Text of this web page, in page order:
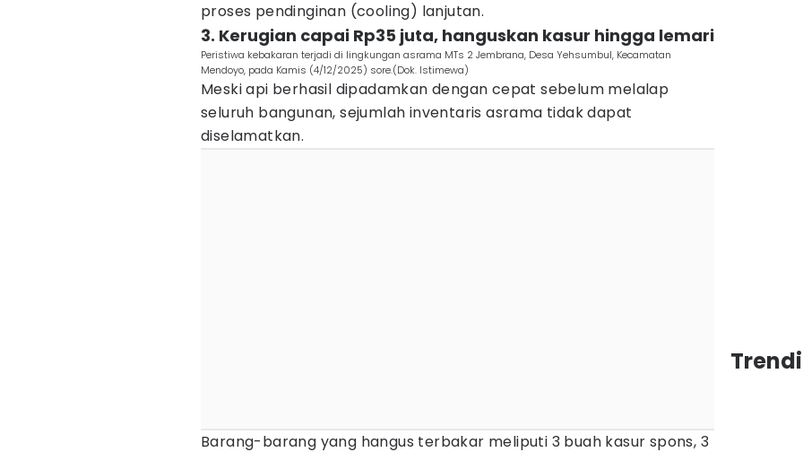
proses pendinginan (cooling) lanjutan.
3. Kerugian capai Rp35 juta, hanguskan kasur hingga lemari
Peristiwa kebakaran terjadi di lingkungan asrama MTs 2 Jembrana, Desa Yehsumbul, Kecamatan
Mendoyo, pada Kamis (4/12/2025) sore.(Dok. Istimewa)
Meski api berhasil dipadamkan dengan cepat sebelum melalap
seluruh bangunan, sejumlah inventaris asrama tidak dapat
diselamatkan.
Barang-barang yang hangus terbakar meliputi 3 buah kasur spons, 3